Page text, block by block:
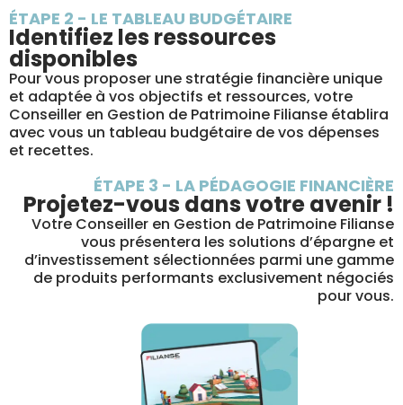
ÉTAPE 2 - LE TABLEAU BUDGÉTAIRE
Identifiez les ressources
disponibles
Pour vous proposer une stratégie financière unique
et adaptée à vos objectifs et ressources, votre
Conseiller en Gestion de Patrimoine Filianse établira
avec vous un tableau budgétaire de vos dépenses
et recettes.
ÉTAPE 3 - LA PÉDAGOGIE FINANCIÈRE
Projetez-vous dans votre avenir !
Votre Conseiller en Gestion de Patrimoine Filianse
vous présentera les solutions d’épargne et
d’investissement sélectionnées parmi une gamme
de produits performants exclusivement négociés
pour vous.